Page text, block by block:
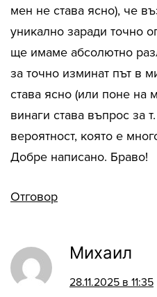
мен не става ясно), че
уникално заради точно
ще имаме абсолютно
за точно изминат път в
става ясно (или поне на
винаги става въпрос за
вероятност, която е
Добре написано. Браво!
Отговор
Михаил
28.11.2025 в 11:35